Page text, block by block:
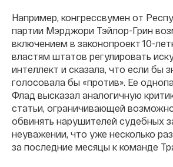
Например, конгрессвумен от
партии Мэрджори Тэйлор-Грин
включением в законопроект 10-
властям штатов регулировать
интеллект и сказала, что если бы
голосовала бы «против». Ее
Флад высказал аналогичную
статьи, ограничивающей
обвинять нарушителей судебных
неуважении, что уже несколько
за последние месяцы к команде